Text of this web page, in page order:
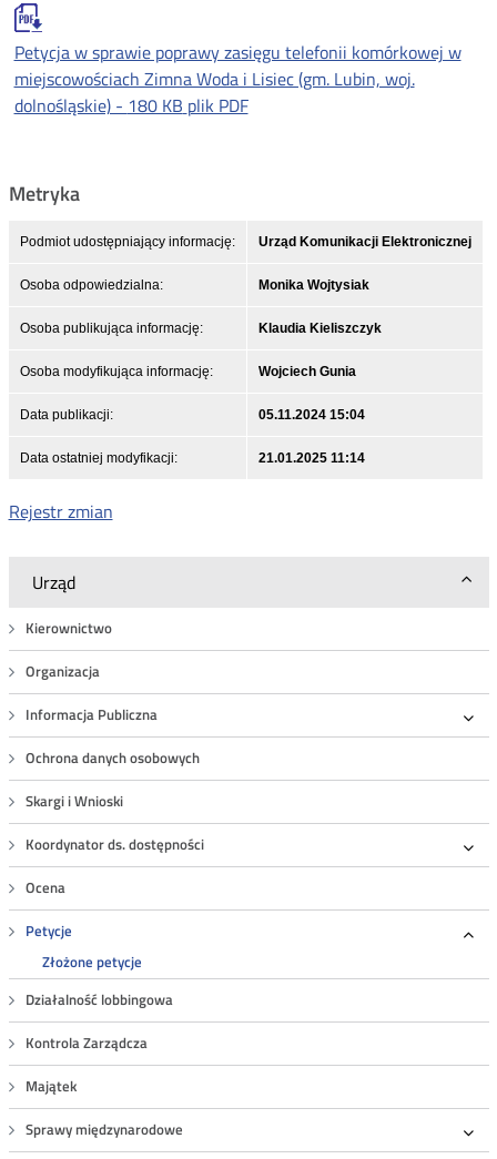
Urząd
Kierownictwo
Organizacja
Informacja Publiczna
Ochrona danych osobowych
Skargi i Wnioski
Koordynator ds. dostępności
Ocena
Petycje
Złożone petycje
Działalność lobbingowa
Kontrola Zarządcza
Majątek
Sprawy międzynarodowe
Petycja w sprawie poprawy zasięgu telefonii komórkowej w
miejscowościach Zimna Woda i Lisiec (gm. Lubin, woj.
dolnośląskie) - 180 KB plik PDF
Metryka
Podmiot udostępniający informację: Urząd Komunikacji Elektronicznej
Osoba odpowiedzialna: Monika Wojtysiak
Osoba publikująca informację: Klaudia Kieliszczyk
Osoba modyfikująca informację: Wojciech Gunia
Data publikacji: 05.11.2024 15:04
Data ostatniej modyfikacji: 21.01.2025 11:14
Rejestr zmian